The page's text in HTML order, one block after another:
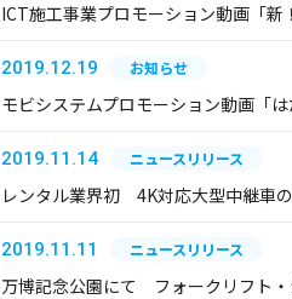
ICT施工事業プロモーション動画「
2019.12.19 お知らせ
モビシステムプロモーション動画「
2019.11.14 ニュースリリース
レンタル業界初 4K対応大型中継車
2019.11.11 ニュースリリース
万博記念公園にて フォークリフト・